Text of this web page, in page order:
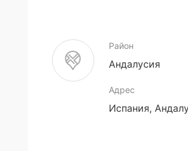
Район
Андалусия
Адрес
Испания,